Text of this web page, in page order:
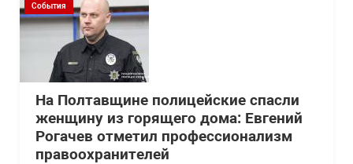
События
На Полтавщине полицейские спасли
женщину из горящего дома: Евгений
Рогачев отметил профессионализм
правоохранителей